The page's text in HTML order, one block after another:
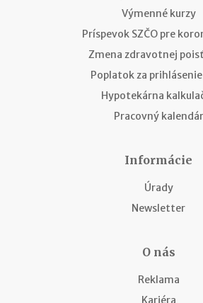
Výmenné kurzy
Príspevok SZČO pre
Zmena zdravotnej
Poplatok za
Hypotekárna
Pracovný kalendár
Informácie
Úrady
Newsletter
O nás
Reklama
Kariéra